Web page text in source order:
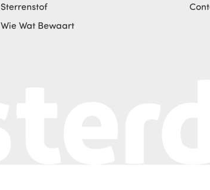
Sterrenstof
Wie Wat Bewaart